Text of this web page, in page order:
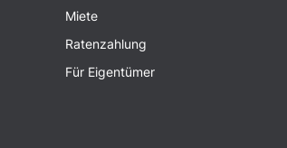
Miete
Ratenzahlung
Für Eigentümer